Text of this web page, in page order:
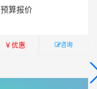
预算报价
￥优惠 咨询